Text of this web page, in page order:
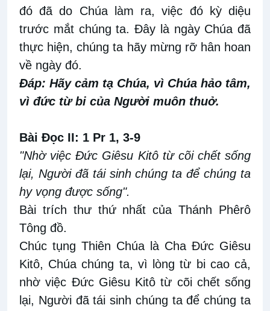
đó đã do Chúa làm ra, việc đó kỳ diệu
trước mắt chúng ta. Ðây là ngày Chúa đã
thực hiện, chúng ta hãy mừng rỡ hân hoan
về ngày đó.
Ðáp: Hãy cảm tạ Chúa, vì Chúa hảo tâm,
vì đức từ bi của Người muôn thuở.
Bài Ðọc II: 1 Pr 1, 3-9
"Nhờ việc Ðức Giêsu Kitô từ cõi chết sống
lại, Người đã tái sinh chúng ta để chúng ta
hy vọng được sống".
Bài trích thư thứ nhất của Thánh Phêrô
Tông đồ.
Chúc tụng Thiên Chúa là Cha Ðức Giêsu
Kitô, Chúa chúng ta, vì lòng từ bi cao cả,
nhờ việc Ðức Giêsu Kitô từ cõi chết sống
lại, Người đã tái sinh chúng ta để chúng ta